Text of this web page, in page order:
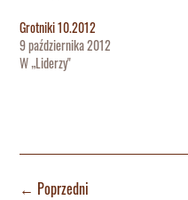
Grotniki 10.2012
9 października 2012
W „Liderzy"
← Poprzedni